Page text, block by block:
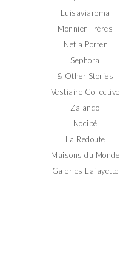
Luisaviaroma
Monnier Frères
Net a Porter
Sephora
& Other Stories
Vestiaire Collective
Zalando
Nocibé
La Redoute
Maisons du Monde
Galeries Lafayette